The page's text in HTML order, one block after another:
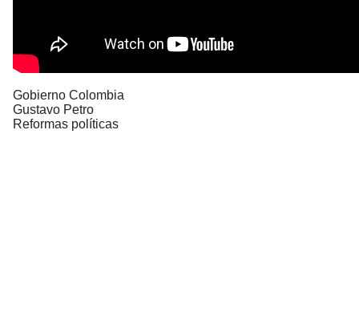
Gobierno Colombia
Gustavo Petro
Reformas políticas